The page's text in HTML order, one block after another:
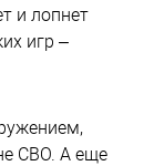
и лопнет
игр –
СВО. А еще